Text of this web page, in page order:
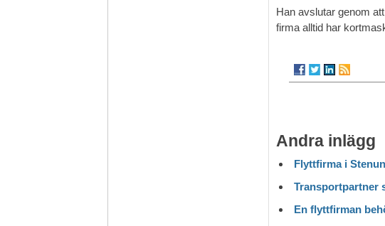
Han avslutar genom
firma alltid har
Andra inlägg
Flyttfirma i
Transportpartner
En flyttfirman